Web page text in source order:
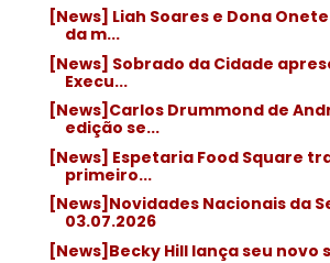
[News] Liah Soares e Dona
da m...
[News] Sobrado da Cidade
Execu...
[News]Carlos Drummond de
edição se...
[News] Espetaria Food Square
primeiro...
[News]Novidades Nacionais da
03.07.2026
[News]Becky Hill lança seu novo